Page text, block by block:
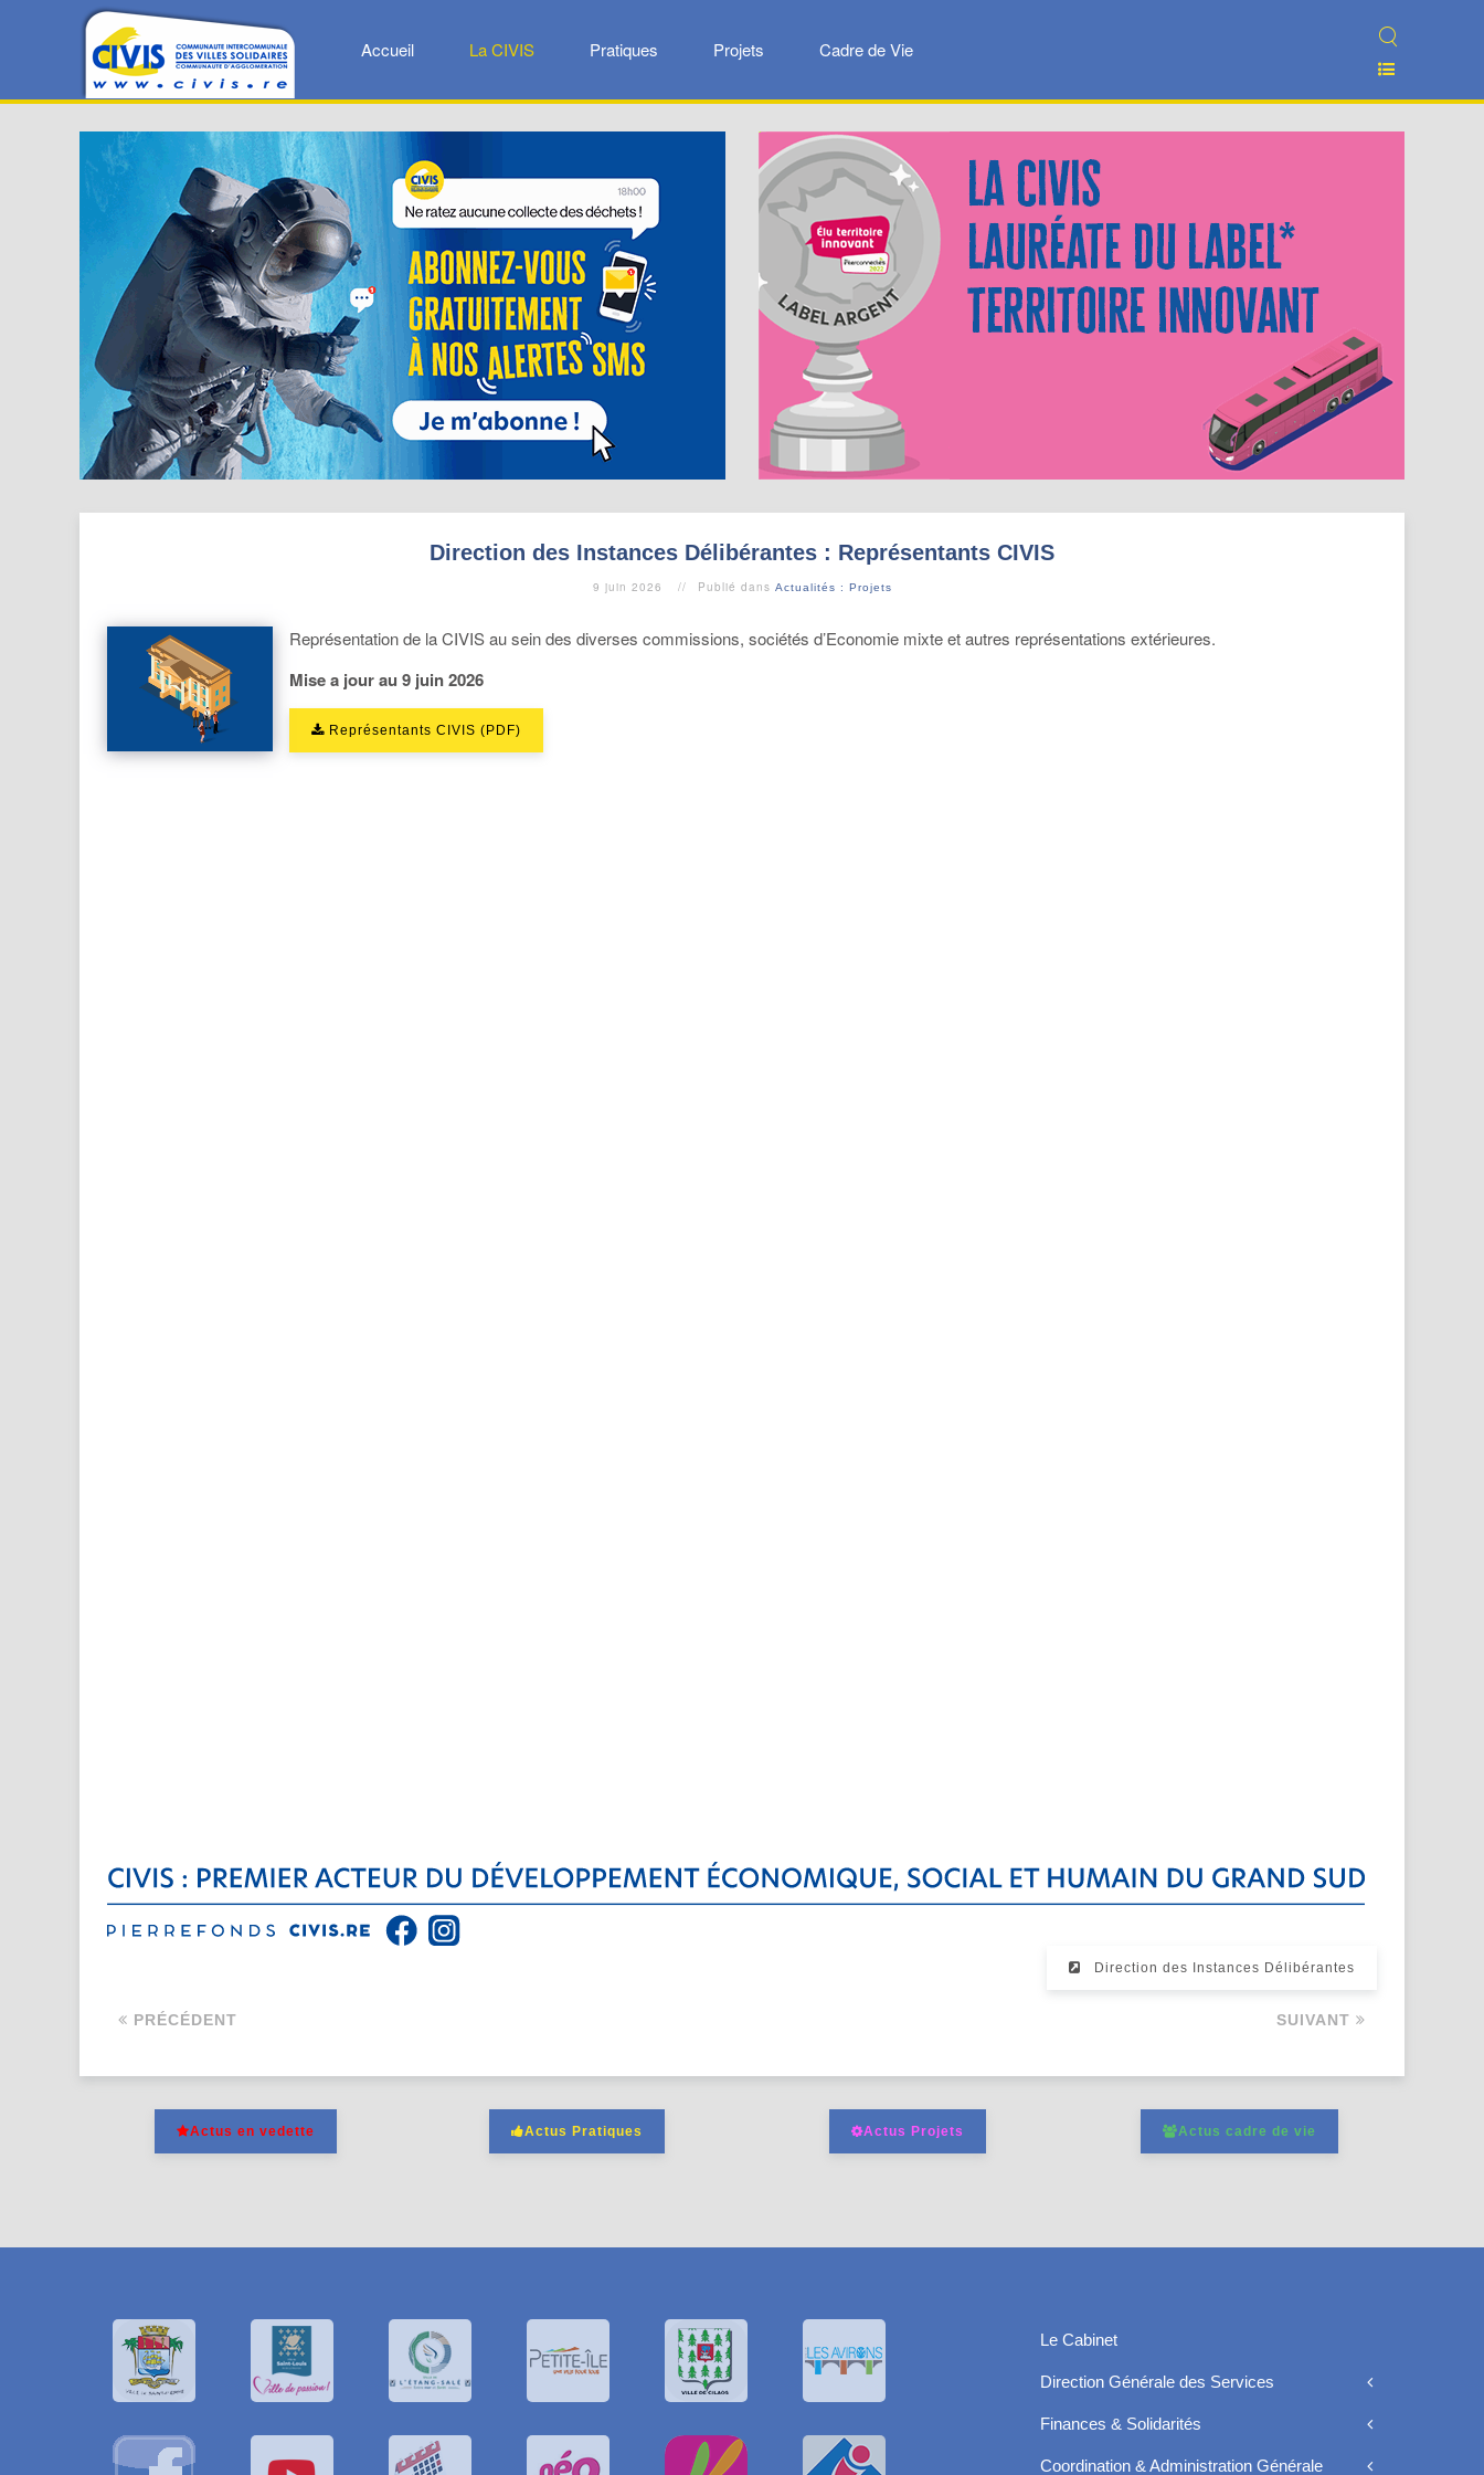
Accueil La CIVIS Pratiques Projets Cadre de Vie
Direction des Instances Délibérantes : Représentants CIVIS
9 juin 2026 Publié dans Actualités : Projets
Représentation de la CIVIS au sein des diverses commissions, sociétés d’Economie mixte et autres représentations extérieures.
Mise a jour au 9 juin 2026
Représentants CIVIS (PDF)
Direction des Instances Délibérantes
PRÉCÉDENT SUIVANT
Actus en vedette Actus Pratiques Actus Projets Actus cadre de vie
Le Cabinet
Direction Générale des Services
Finances & Solidarités
Coordination & Administration Générale